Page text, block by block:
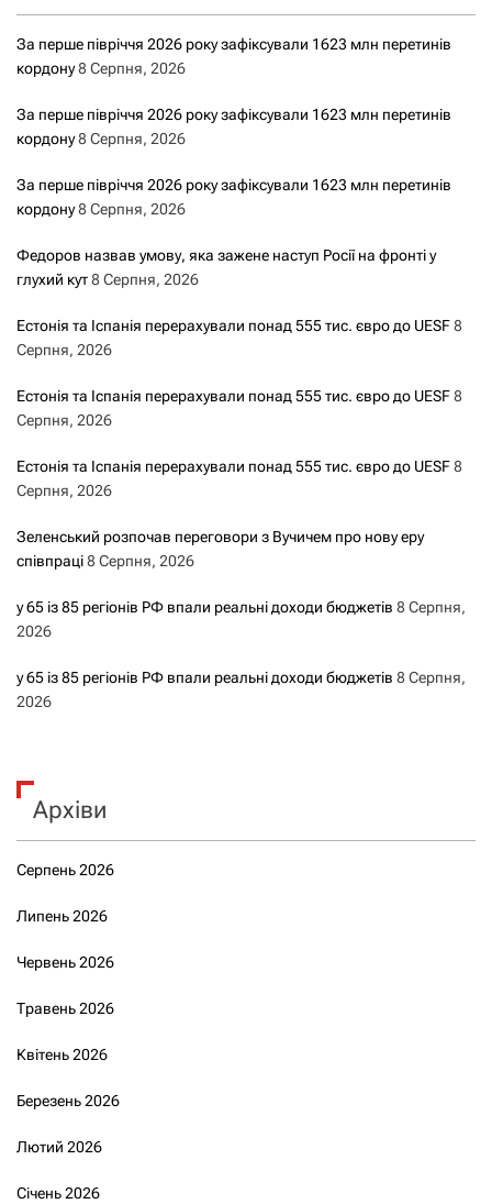
За перше півріччя 2026 року зафіксували 1623 млн перетинів
кордону8 Серпня, 2026
За перше півріччя 2026 року зафіксували 1623 млн перетинів
кордону8 Серпня, 2026
За перше півріччя 2026 року зафіксували 1623 млн перетинів
кордону8 Серпня, 2026
Федоров назвав умову, яка зажене наступ Росії на фронті у
глухий кут8 Серпня, 2026
Естонія та Іспанія перерахували понад 555 тис. євро до UESF8
Серпня, 2026
Естонія та Іспанія перерахували понад 555 тис. євро до UESF8
Серпня, 2026
Естонія та Іспанія перерахували понад 555 тис. євро до UESF8
Серпня, 2026
Зеленський розпочав переговори з Вучичем про нову еру
співпраці8 Серпня, 2026
у 65 із 85 регіонів РФ впали реальні доходи бюджетів 8 Серпня,
2026
у 65 із 85 регіонів РФ впали реальні доходи бюджетів 8 Серпня,
2026
Архіви
Серпень 2026
Липень 2026
Червень 2026
Травень 2026
Квітень 2026
Березень 2026
Лютий 2026
Січень 2026